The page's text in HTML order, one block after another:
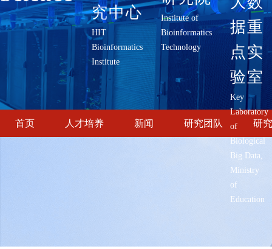
究中心
HIT
Bioinformatics
Institute
Institute of
Bioinformatics
Technology
据重
点实
验室
Key
Laboratory
of
Biological
Big Data,
Ministry
of
Education
首页 人才培养 新闻 研究团队 研